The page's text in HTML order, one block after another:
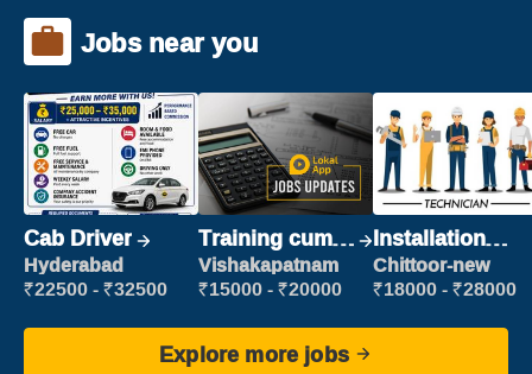
Jobs near you
Cab Driver
Hyderabad
₹22500 - ₹32500
Training cum
Placement
Vishakapatnam
₹15000 - ₹20000
Installation
Engineer/
Helper
Chittoor-new
₹18000 - ₹28000
Explore more jobs